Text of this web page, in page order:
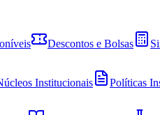
Descontos e Bolsas
Institucionais Políticas